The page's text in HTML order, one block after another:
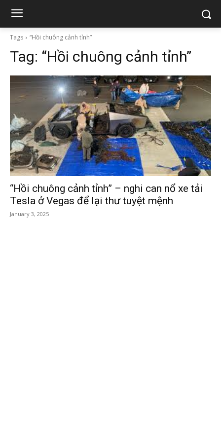
Tags “Hồi chuông cảnh tỉnh”
Tag: “Hồi chuông cảnh tỉnh”
“Hồi chuông cảnh tỉnh” – nghi can nổ xe tải
Tesla ở Vegas để lại thư tuyệt mệnh
January 3, 2025